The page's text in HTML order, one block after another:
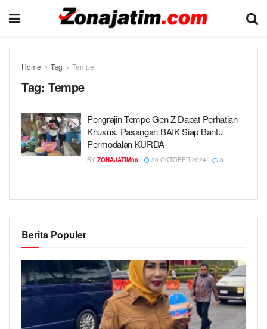
Home Tag Tempe
Tag: Tempe
Pengrajin Tempe Gen Z Dapat Perhatian
Khusus, Pasangan BAIK Siap Bantu
Permodalan KURDA
BY ZONAJATIM00 30 OKTOBER 2024 0
Berita Populer